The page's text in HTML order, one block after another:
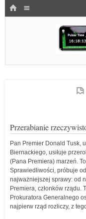
HOME
Pulsarowy.pl
Przerabianie
Pan Premier Donald Tusk,
Biernackiego, usiłuje
(Pana Premiera) marzeń.
Sprawiedliwości, próbuje
najważniejszej sprawy: od
Premiera, członków rządu.
Prokuratora Generalnego
najpierw rząd rozliczy, z